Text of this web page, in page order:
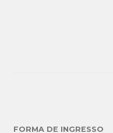
FORMA DE INGRESSO